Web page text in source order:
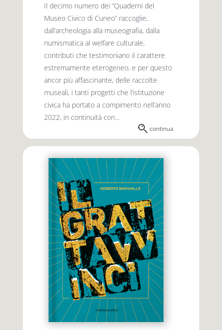
Il decimo numero dei “Quaderni del
Museo Civico di Cuneo” raccoglie,
dall’archeologia alla museografia, dalla
numismatica al welfare culturale,
contributi che testimoniano il carattere
estremamente eterogeneo, e per questo
ancor più affascinante, delle raccolte
museali, i tanti progetti che l’istituzione
civica ha portato a compimento nell’anno
2022, in continuità con...
continua